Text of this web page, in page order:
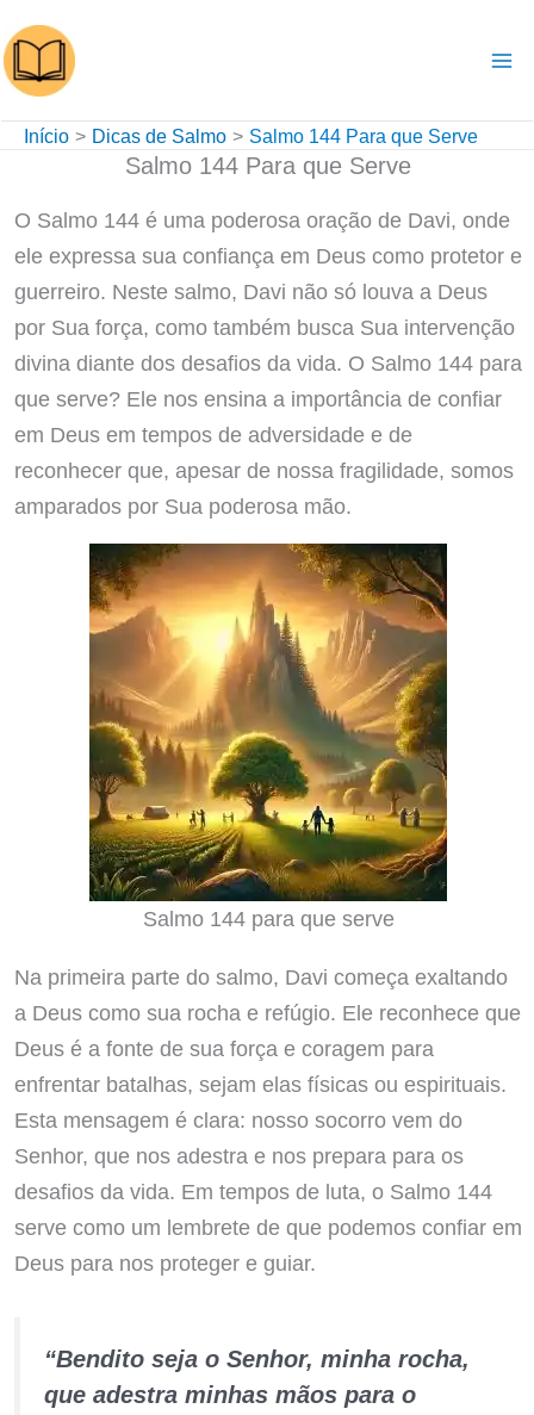
para
o
conteúdo
Início Dicas de Salmo Salmo 144 Para que Serve
Salmo 144 Para que Serve
O Salmo 144 é uma poderosa oração de Davi, onde
ele expressa sua confiança em Deus como protetor e
guerreiro. Neste salmo, Davi não só louva a Deus
por Sua força, como também busca Sua intervenção
divina diante dos desafios da vida. O Salmo 144 para
que serve? Ele nos ensina a importância de confiar
em Deus em tempos de adversidade e de
reconhecer que, apesar de nossa fragilidade, somos
amparados por Sua poderosa mão.
Salmo 144 para que serve
Na primeira parte do salmo, Davi começa exaltando
a Deus como sua rocha e refúgio. Ele reconhece que
Deus é a fonte de sua força e coragem para
enfrentar batalhas, sejam elas físicas ou espirituais.
Esta mensagem é clara: nosso socorro vem do
Senhor, que nos adestra e nos prepara para os
desafios da vida. Em tempos de luta, o Salmo 144
serve como um lembrete de que podemos confiar em
Deus para nos proteger e guiar.
“Bendito seja o Senhor, minha rocha,
que adestra minhas mãos para o